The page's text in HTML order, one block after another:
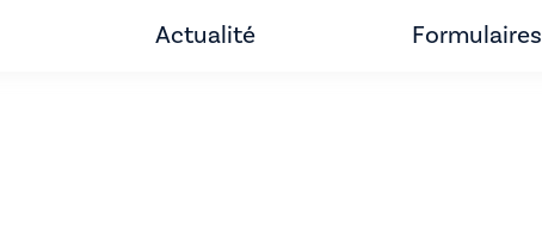
Actualité Formulaires